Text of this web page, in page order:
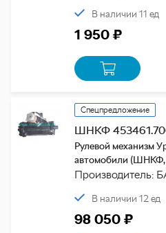
В наличии 11 ед
1 950 ₽
Спецпредложение
ШНКФ
Рулевой механизм
автомобили (ШНКФ,
Производитель:
В наличии 12 ед
98 050 ₽